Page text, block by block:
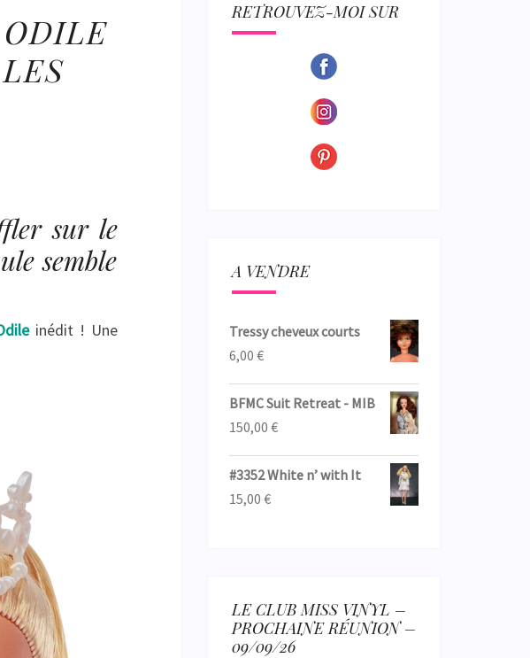
sur le
semble
inédit ! Une
RETROUVEZ-MOI SUR
A VENDRE
Tressy cheveux courts
6,00 €
BFMC Suit Retreat - MIB
150,00 €
#3352 White n’ with It
15,00 €
LE CLUB MISS VINYL –
PROCHAINE RÉUNION –
09/09/26